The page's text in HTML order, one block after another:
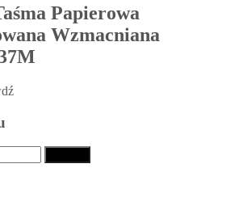
Papierowa
Wzmacniana